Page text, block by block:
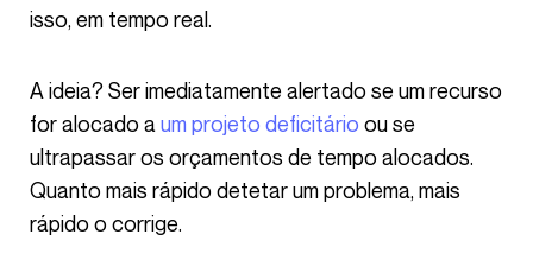
isso, em tempo real.
A ideia? Ser imediatamente alertado se um recurso
for alocado a um projeto deficitário ou se
ultrapassar os orçamentos de tempo alocados.
Quanto mais rápido detetar um problema, mais
rápido o corrige.